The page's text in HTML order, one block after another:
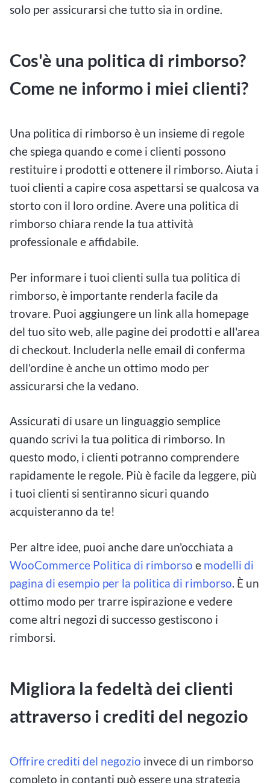
solo per assicurarsi che tutto sia in ordine.
Cos'è una politica di rimborso?
Come ne informo i miei clienti?
Una politica di rimborso è un insieme di regole
che spiega quando e come i clienti possono
restituire i prodotti e ottenere il rimborso. Aiuta i
tuoi clienti a capire cosa aspettarsi se qualcosa va
storto con il loro ordine. Avere una politica di
rimborso chiara rende la tua attività
professionale e affidabile.
Per informare i tuoi clienti sulla tua politica di
rimborso, è importante renderla facile da
trovare. Puoi aggiungere un link alla homepage
del tuo sito web, alle pagine dei prodotti e all'area
di checkout. Includerla nelle email di conferma
dell'ordine è anche un ottimo modo per
assicurarsi che la vedano.
Assicurati di usare un linguaggio semplice
quando scrivi la tua politica di rimborso. In
questo modo, i clienti potranno comprendere
rapidamente le regole. Più è facile da leggere, più
i tuoi clienti si sentiranno sicuri quando
acquisteranno da te!
Per altre idee, puoi anche dare un'occhiata a
WooCommerce Politica di rimborso e modelli di
pagina di esempio per la politica di rimborso. È un
ottimo modo per trarre ispirazione e vedere
come altri negozi di successo gestiscono i
rimborsi.
Migliora la fedeltà dei clienti
attraverso i crediti del negozio
Offrire crediti del negozio invece di un rimborso
completo in contanti può essere una strategia